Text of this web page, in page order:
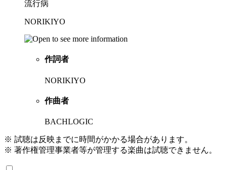
流行病
NORIKIYO
作詞者
NORIKIYO
作曲者
BACHLOGIC
※ 試聴は反映までに時間がかかる場合があります。
※ 著作権管理事業者等が管理する楽曲は試聴できません。